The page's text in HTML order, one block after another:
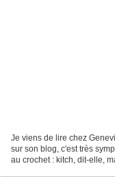
Je viens de lire chez
sur son blog, c'est très
au crochet : kitch, dit-elle,